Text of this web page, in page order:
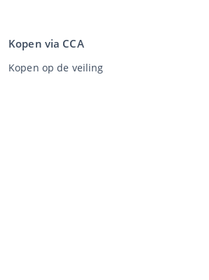
Kopen via CCA
Kopen op de veiling